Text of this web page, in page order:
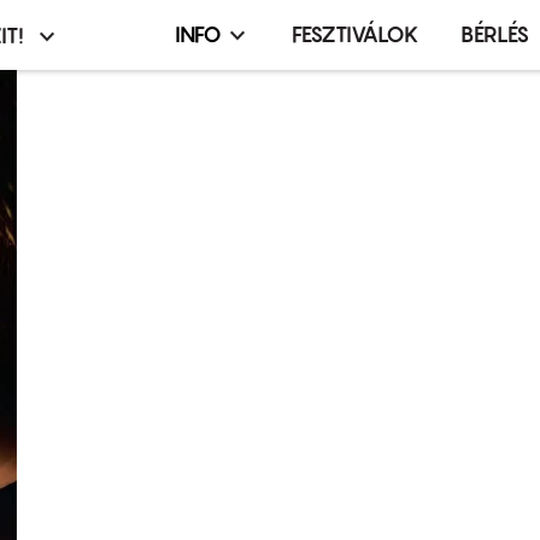
Infó,
INFO FESZTIVÁLOK BÉRLÉS